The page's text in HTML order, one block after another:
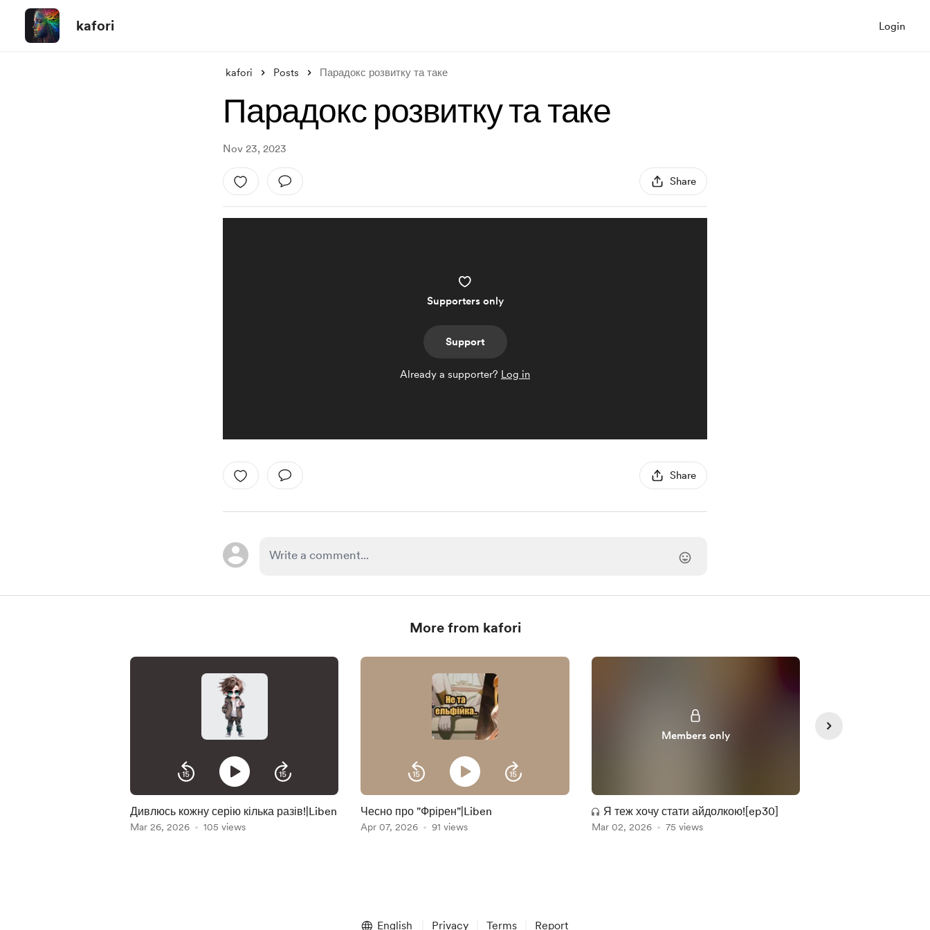
kafori Login
kafori Posts Парадокс розвитку та таке
Парадокс розвитку та таке
Nov 23, 2023
Share
Supporters only
Support
Already a supporter? Log in
Share
More from kafori
Дивлюсь кожну серію кілька разів!|Liben
Mar 26, 2026 105 views
Чесно про "Фрірен"|Liben
Apr 07, 2026 91 views
Members only
Я теж хочу стати айдолкою![ep30]
Mar 02, 2026 75 views
English Privacy Terms Report